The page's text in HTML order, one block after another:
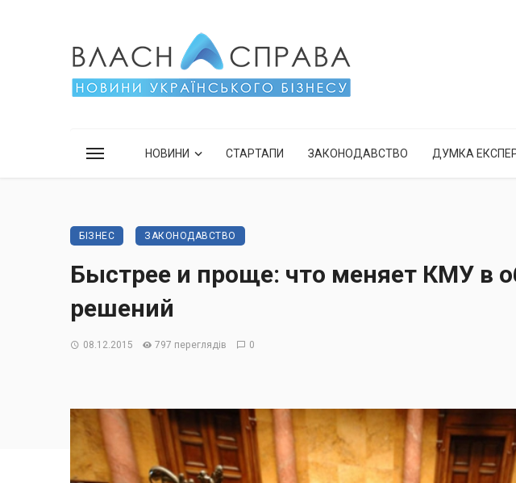
НОВИНИ СТАРТАПИ ЗАКОНОДАВСТВО ДУМКА
БІЗНЕС ЗАКОНОДАВСТВО
Быстрее и проще: что меняет КМУ в
решений
08.12.2015 797 переглядів 0